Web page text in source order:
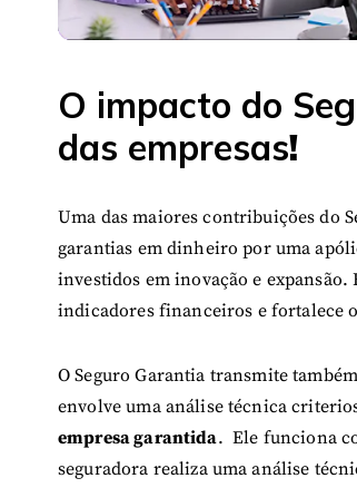
O impacto do
das empresas!
Uma das maiores contribuições do
garantias em dinheiro por uma
investidos em inovação e
indicadores financeiros e fortalece
O Seguro Garantia transmite
envolve uma análise técnica
empresa garantida. Ele funciona
seguradora realiza uma análise